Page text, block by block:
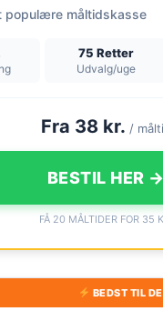
populære måltidskasse
75 Retter
Udvalg/uge
Fra 38 kr. /
BESTIL HER →
FÅ 20 MÅLTIDER FOR 35
BEDST TIL